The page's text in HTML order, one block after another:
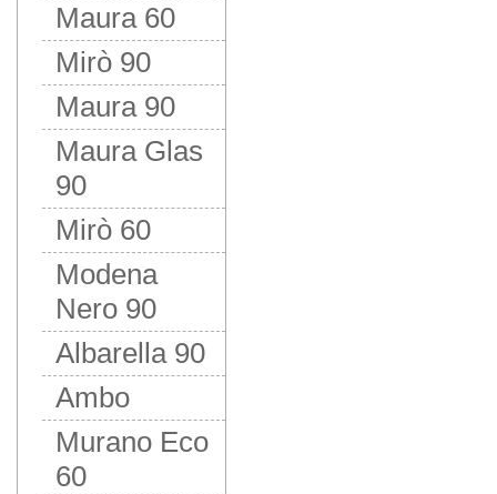
Maura 60
Mirò 90
Maura 90
Maura Glas
90
Mirò 60
Modena
Nero 90
Albarella 90
Ambo
Murano Eco
60